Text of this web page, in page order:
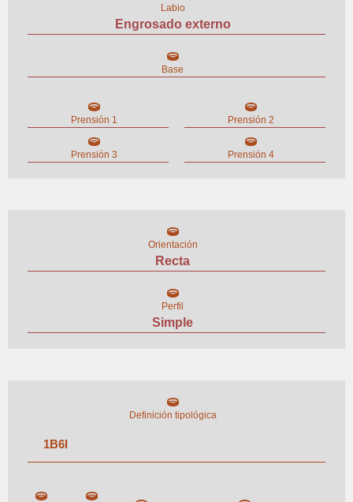
Labio
Engrosado externo
Base
Prensión 1 Prensión 2
Prensión 3 Prensión 4
Orientación
Recta
Perfil
Simple
Definición tipológica
1B6I